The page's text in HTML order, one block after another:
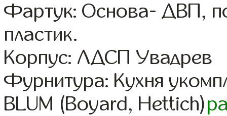
Фартук: Основа- ДВП,
пластик.
Корпус: ЛДСП Увадрев
Фурнитура: Кухня
BLUM (Boyard, Hettich)